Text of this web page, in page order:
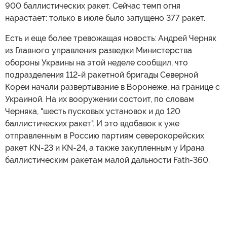
900 баллистических ракет. Сейчас темп огня
нарастает: только в июле было запущено 377 ракет.
Есть и еще более тревожащая новость: Андрей Черняк
из Главного управления разведки Министерства
обороны Украины на этой неделе сообщил, что
подразделения 112-й ракетной бригады Северной
Кореи начали развертывание в Воронеже, на границе с
Украиной. На их вооружении состоит, по словам
Черняка, "шесть пусковых установок и до 120
баллистических ракет". И это вдобавок к уже
отправленным в Россию партиям северокорейских
ракет KN-23 и KN-24, а также закупленным у Ирана
баллистическим ракетам малой дальности Fath-360.